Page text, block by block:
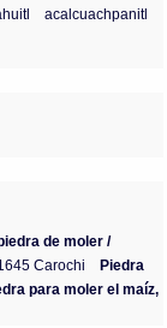
acalcuachpanitl
de moler /
Carochi
Piedra
para moler el maíz,